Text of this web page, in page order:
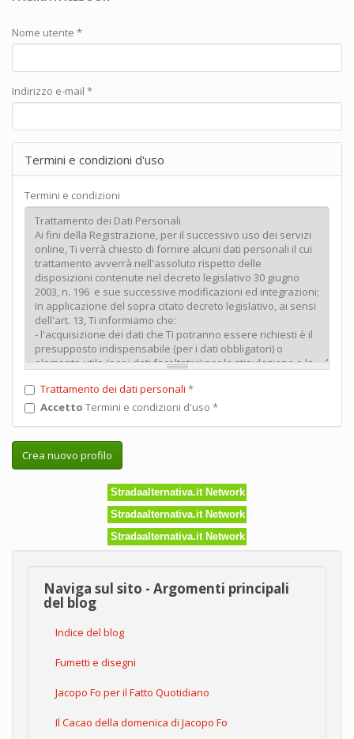
Nome utente *
Indirizzo e-mail *
Termini e condizioni d'uso
Termini e condizioni
Trattamento dei dati personali *
Accetto Termini e condizioni d'uso *
Crea nuovo profilo
Stradaalternativa.it Network
Stradaalternativa.it Network
Stradaalternativa.it Network
Naviga sul sito - Argomenti principali
del blog
Indice del blog
Fumetti e disegni
Jacopo Fo per il Fatto Quotidiano
Il Cacao della domenica di Jacopo Fo